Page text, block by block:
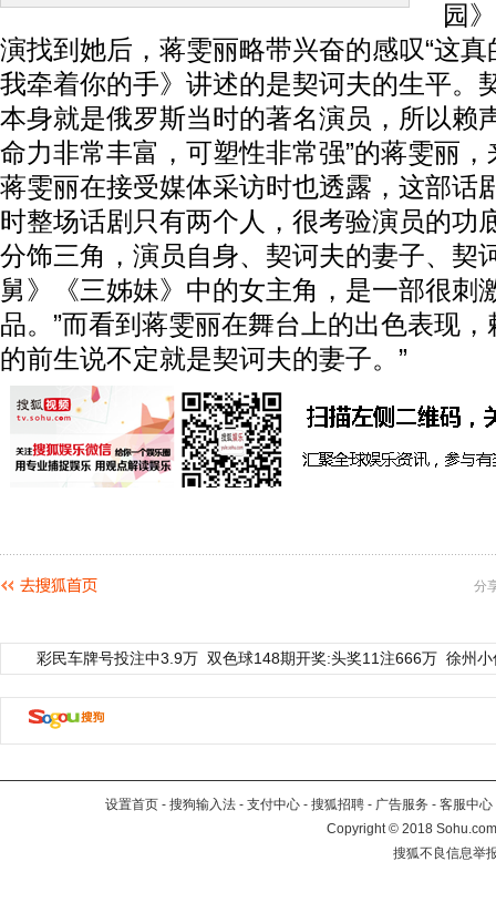
园
演找到她后，蒋雯丽略带兴奋的感叹“这真
我牵着你的手》讲述的是契诃夫的生平。
本身就是俄罗斯当时的著名演员，所以赖
命力非常丰富，可塑性非常强”的蒋雯丽
蒋雯丽在接受媒体采访时也透露，这部话
时整场话剧只有两个人，很考验演员的功
分饰三角，演员自身、契诃夫的妻子、契
舅》《三姊妹》中的女主角，是一部很刺
品。”而看到蒋雯丽在舞台上的出色表现，
的前生说不定就是契诃夫的妻子。”
分
彩民车牌号投注中3.9万 双色球148期开奖:头奖11注666万 徐州
设置首页 - 搜狗输入法 - 支付中心 - 搜狐招聘 - 广告服务 - 客服中心
Copyright©2018
搜狐不良信息举